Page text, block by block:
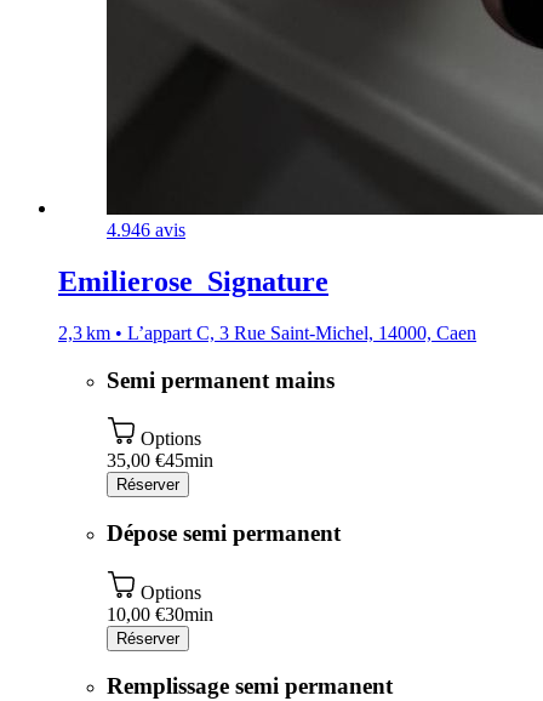
4.946 avis
Emilierose_Signature
2,3 km • L’appart C, 3 Rue Saint-Michel, 14000, Caen
Semi permanent mains
Options
35,00 €45min
Réserver
Dépose semi permanent
Options
10,00 €30min
Réserver
Remplissage semi permanent